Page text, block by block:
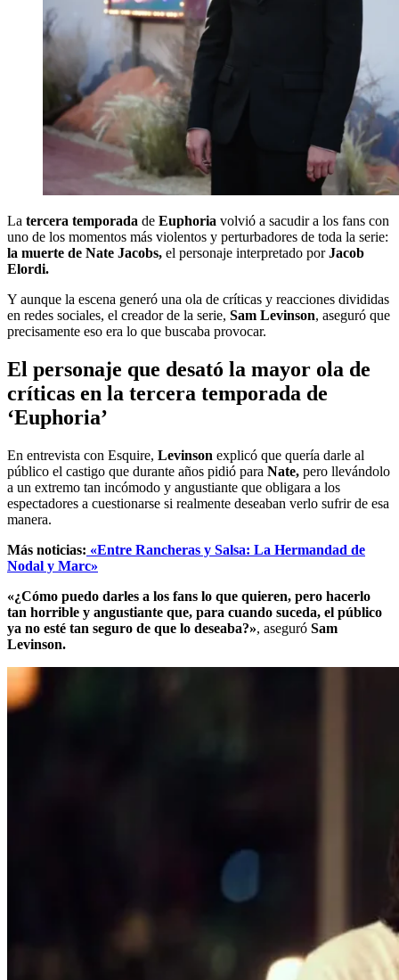
La tercera temporada de Euphoria volvió a sacudir a los fans con
uno de los momentos más violentos y perturbadores de toda la serie:
la muerte de Nate Jacobs, el personaje interpretado porJacob
Elordi.
Y aunque la escena generó una ola de críticas y reacciones divididas
en redes sociales, el creador de la serie, Sam Levinson, aseguró que
precisamente eso era lo que buscaba provocar.
El personaje que desató la mayor ola de
críticas en la tercera temporada de
‘Euphoria’
En entrevista con Esquire, Levinson explicó que quería darle al
público el castigo que durante años pidió para Nate, pero llevándolo
a un extremo tan incómodo y angustiante que obligara a los
espectadores a cuestionarse si realmente deseaban verlo sufrir de esa
manera.
Más noticias: «Entre Rancheras y Salsa: La Hermandad de
Nodal y Marc»
«¿Cómo puedo darles a los fans lo que quieren, pero hacerlo
tan horrible y angustiante que, para cuando suceda, el público
ya no esté tan seguro de que lo deseaba?», aseguró Sam
Levinson.